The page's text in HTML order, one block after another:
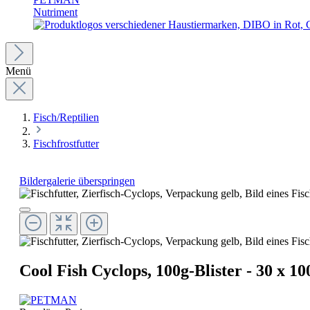
Nutriment
Menü
Fisch/Reptilien
Fischfrostfutter
Bildergalerie überspringen
Cool Fish Cyclops, 100g-Blister - 30 x